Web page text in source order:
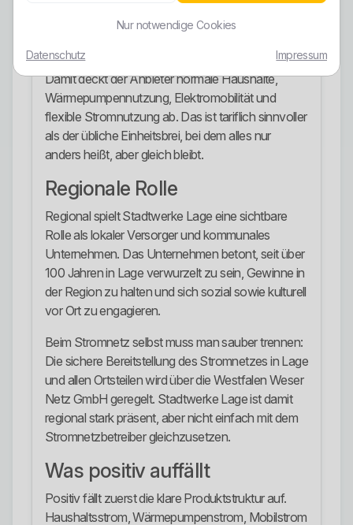
LageFlexStrom richtet sich an Kundinnen und
Kunden mit intelligentem Messsystem.
Damit deckt der Anbieter normale Haushalte,
Wärmepumpennutzung, Elektromobilität und
flexible Stromnutzung ab. Das ist tariflich sinnvoller
als der übliche Einheitsbrei, bei dem alles nur
anders heißt, aber gleich bleibt.
Regionale Rolle
Regional spielt Stadtwerke Lage eine sichtbare
Rolle als lokaler Versorger und kommunales
Unternehmen. Das Unternehmen betont, seit über
100 Jahren in Lage verwurzelt zu sein, Gewinne in
der Region zu halten und sich sozial sowie kulturell
vor Ort zu engagieren.
Beim Stromnetz selbst muss man sauber trennen:
Die sichere Bereitstellung des Stromnetzes in Lage
und allen Ortsteilen wird über die Westfalen Weser
Netz GmbH geregelt. Stadtwerke Lage ist damit
regional stark präsent, aber nicht einfach mit dem
Stromnetzbetreiber gleichzusetzen.
Was positiv auffällt
Positiv fällt zuerst die klare Produktstruktur auf.
Haushaltsstrom, Wärmepumpenstrom, Mobilstrom
Nur notwendige Cookies
Datenschutz Impressum